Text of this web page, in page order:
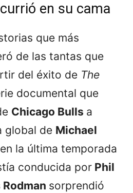
en su cama
que más
de las tantas que
del éxito de The
documental que
Chicago Bulls a
global de Michael
la última temporada
conducida por Phil
sorprendió